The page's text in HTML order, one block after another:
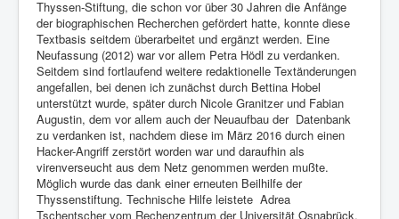
Thyssen-Stiftung, die schon vor über 30 Jahren die Anfänge
der biographischen Recherchen gefördert hatte, konnte diese
Textbasis seitdem überarbeitet und ergänzt werden. Eine
Neufassung (2012) war vor allem Petra Hödl zu verdanken.
Seitdem sind fortlaufend weitere redaktionelle Textänderungen
angefallen, bei denen ich zunächst durch Bettina Hobel
unterstützt wurde, später durch Nicole Granitzer und Fabian
Augustin, dem vor allem auch der Neuaufbau der Datenbank
zu verdanken ist, nachdem diese im März 2016 durch einen
Hacker-Angriff zerstört worden war und daraufhin als
virenverseucht aus dem Netz genommen werden mußte.
Möglich wurde das dank einer erneuten Beilhilfe der
Thyssenstiftung. Technische Hilfe leistete Adrea
Tschentscher vom Rechenzentrum der Universität Osnabrück.